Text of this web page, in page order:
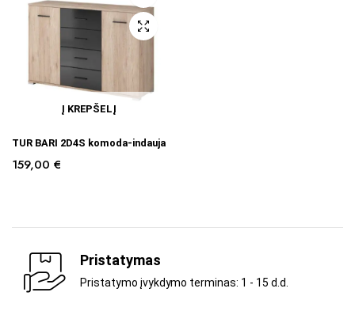
Į KREPŠELĮ
TUR BARI 2D4S komoda-indauja
159,00 €
Pristatymas
Pristatymo įvykdymo terminas: 1 - 15 d.d.